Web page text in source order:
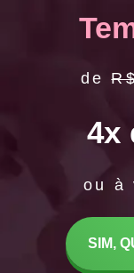
de
4x
ou à
SIM,